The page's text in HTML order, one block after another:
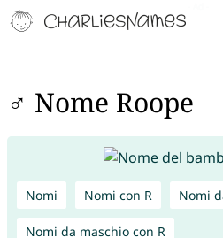
♂ Nome Roope
Nomi Nomi con R Nomi
Nomi da maschio con R